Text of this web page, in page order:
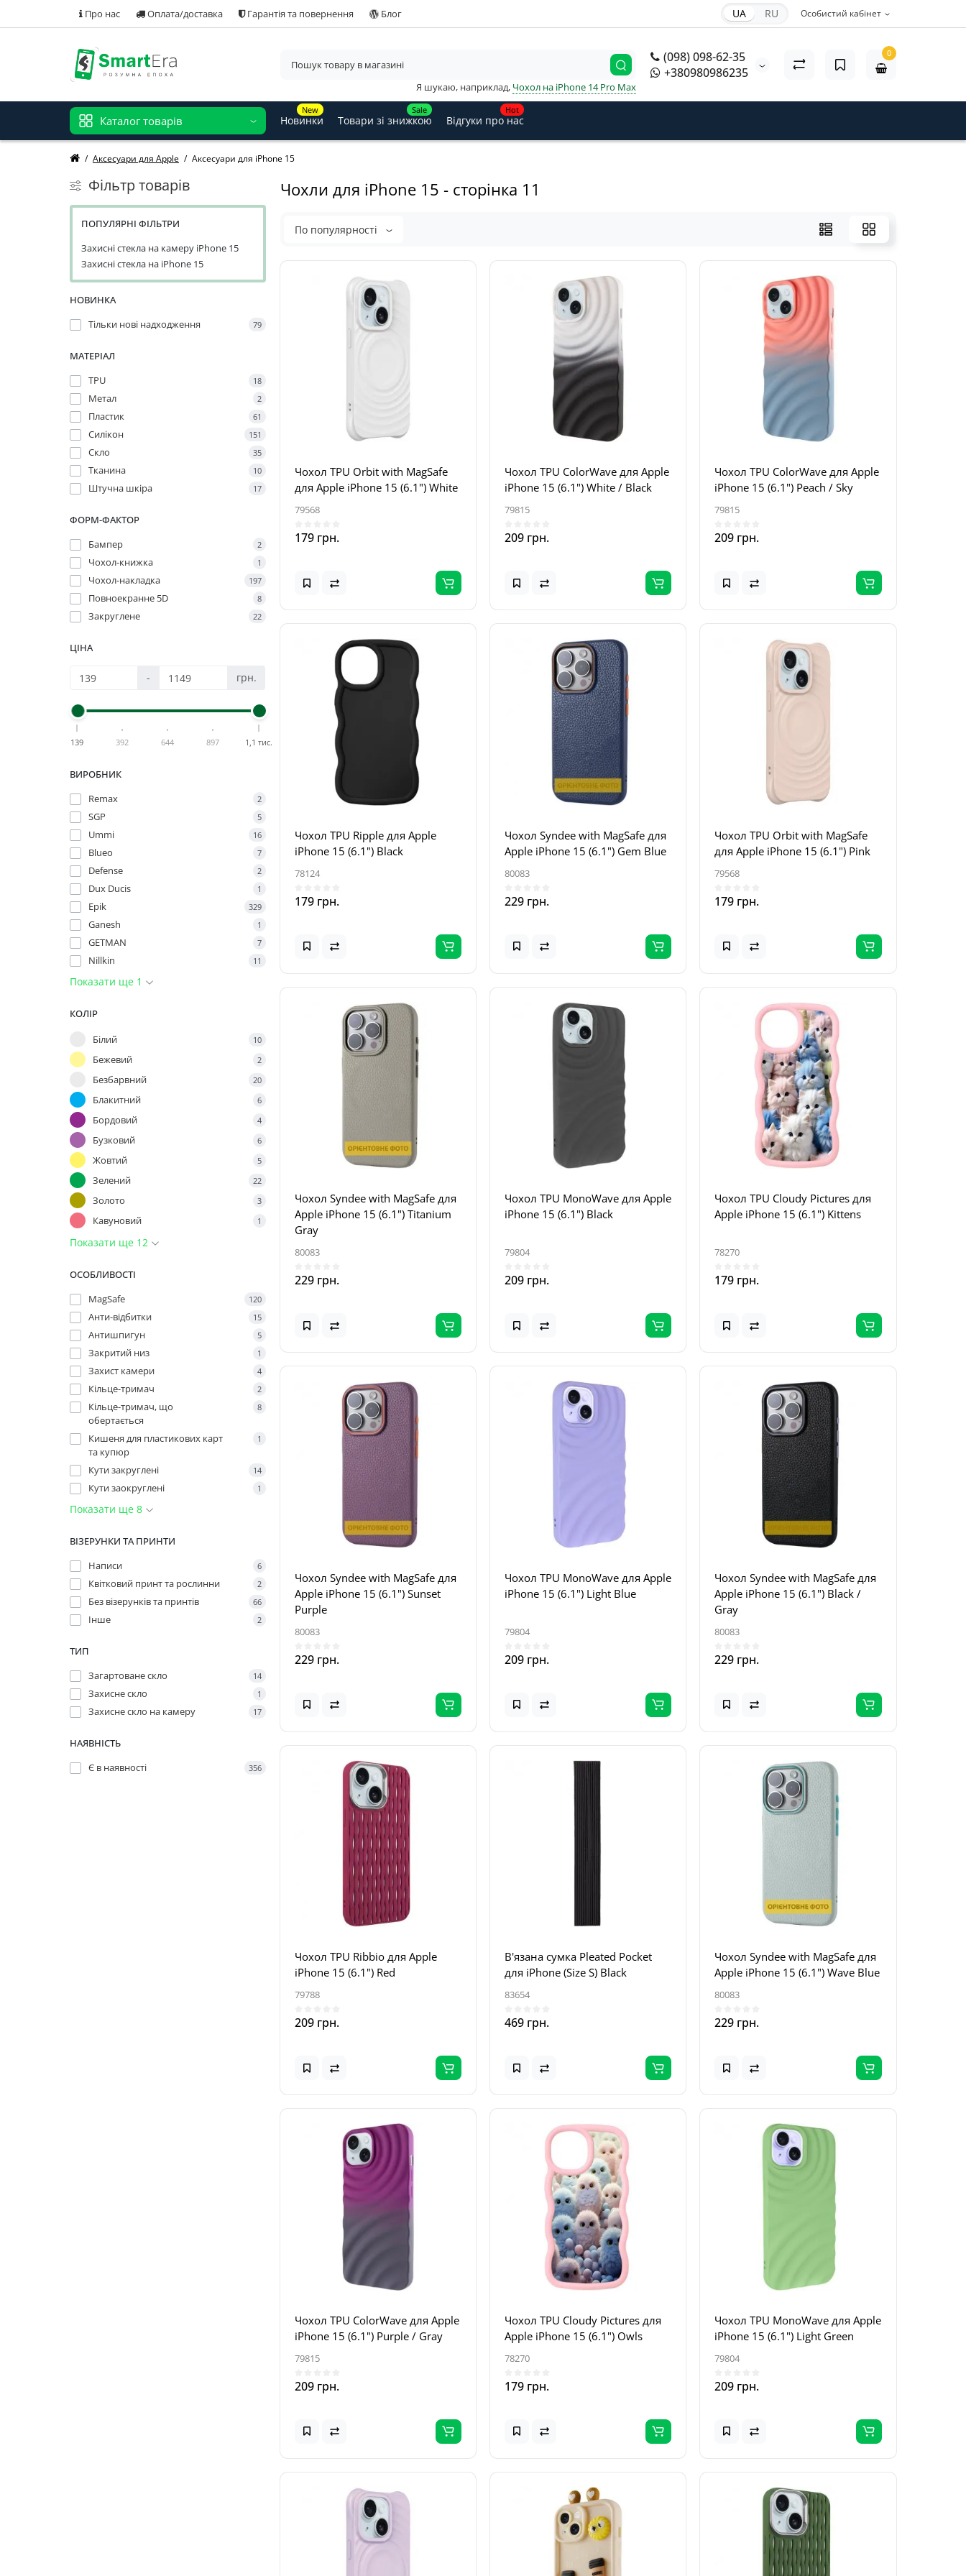
Про нас Оплата/доставка Гарантія та повернення Блог Особистий кабінет
UA RU
(098) 098-62-35
+380980986235
Я шукаю, наприклад, Чохол на iPhone 14 Pro Max
0
Каталог товарів
New
Новинки
Sale
Товари зі знижкою
Hot
Відгуки про нас
Аксесуари для Apple Аксесуари для iPhone 15
Фільтр товарів
ПОПУЛЯРНІ ФІЛЬТРИ
Захисні стекла на камеру iPhone 15
Захисні стекла на iPhone 15
НОВИНКА
Тільки нові надходження
79
МАТЕРІАЛ
TPU
18
Метал 2
Пластик 61
Силікон 151
Скло 35
Тканина 10
Штучна шкіра 17
ФОРМ-ФАКТОР
Бампер
2
Чохол-книжка 1
Чохол-накладка 197
Повноекранне 5D 8
Закруглене 22
ЦІНА
- грн.
139 392 644 897 1,1 тис.
ВИРОБНИК
Remax
2
SGP 5
Ummi 16
Blueo 7
Defense 2
Dux Ducis 1
Epik 329
Ganesh 1
GETMAN 7
Nillkin 11
Показати ще 1
КОЛІР
Білий
10
Бежевий 2
Безбарвний 20
Блакитний 6
Бордовий 4
Бузковий 6
Жовтий 5
Зелений 22
Золото 3
Кавуновий 1
Показати ще 12
ОСОБЛИВОСТІ
MagSafe
120
Анти-відбитки 15
Антишпигун 5
Закритий низ 1
Захист камери 4
Кільце-тримач 2
Кільце-тримач, що
обертається
8
Кишеня для пластикових карт
та купюр
1
Кути закруглені 14
Кути заокруглені 1
Показати ще 8
ВІЗЕРУНКИ ТА ПРИНТИ
Написи
6
Квітковий принт та рослинни 2
Без візерунків та принтів 66
Інше 2
ТИП
Загартоване скло
14
Захисне скло 1
Захисне скло на камеру 17
НАЯВНІСТЬ
Є в наявності
356
Чохли для iPhone 15 - сторінка 11
По популярності
Чохол TPU Orbit with MagSafe
для Apple iPhone 15 (6.1") White
79568
179 грн.
Чохол TPU ColorWave для Apple
iPhone 15 (6.1") White / Black
79815
209 грн.
Чохол TPU ColorWave для Apple
iPhone 15 (6.1") Peach / Sky
79815
209 грн.
Чохол TPU Ripple для Apple
iPhone 15 (6.1") Black
78124
179 грн.
Чохол Syndee with MagSafe для
Apple iPhone 15 (6.1") Gem Blue
80083
229 грн.
Чохол TPU Orbit with MagSafe
для Apple iPhone 15 (6.1") Pink
79568
179 грн.
Чохол Syndee with MagSafe для
Apple iPhone 15 (6.1") Titanium
Gray
80083
229 грн.
Чохол TPU MonoWave для Apple
iPhone 15 (6.1") Black
79804
209 грн.
Чохол TPU Cloudy Pictures для
Apple iPhone 15 (6.1") Kittens
78270
179 грн.
Чохол Syndee with MagSafe для
Apple iPhone 15 (6.1") Sunset
Purple
80083
229 грн.
Чохол TPU MonoWave для Apple
iPhone 15 (6.1") Light Blue
79804
209 грн.
Чохол Syndee with MagSafe для
Apple iPhone 15 (6.1") Black /
Gray
80083
229 грн.
Чохол TPU Ribbio для Apple
iPhone 15 (6.1") Red
79788
209 грн.
В'язана сумка Pleated Pocket
для iPhone (Size S) Black
83654
469 грн.
Чохол Syndee with MagSafe для
Apple iPhone 15 (6.1") Wave Blue
80083
229 грн.
Чохол TPU ColorWave для Apple
iPhone 15 (6.1") Purple / Gray
79815
209 грн.
Чохол TPU Cloudy Pictures для
Apple iPhone 15 (6.1") Owls
78270
179 грн.
Чохол TPU MonoWave для Apple
iPhone 15 (6.1") Light Green
79804
209 грн.